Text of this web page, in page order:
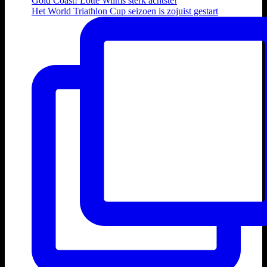
Het World Triathlon Cup seizoen is zojuist gestart